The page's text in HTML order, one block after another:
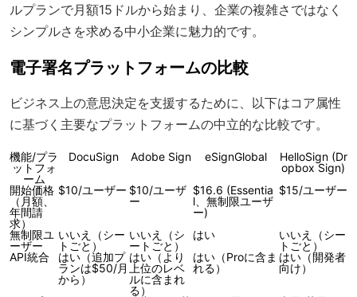
ルプランで月額15ドルから始まり、企業の複雑さではなく
シンプルさを求める中小企業に魅力的です。
電子署名プラットフォームの比較
ビジネス上の意思決定を支援するために、以下はコア属性
に基づく主要なプラットフォームの中立的な比較です。
機能/プラ
ットフォ
ーム
DocuSign Adobe Sign eSignGlobal
HelloSign (Dr
opbox Sign)
開始価格
（月額、
年間請
求）
$10/ユーザー $10/ユーザ
ー
$16.6 (Essentia
l、無制限ユーザ
ー)
$15/ユーザー
無制限ユ
ーザー
いいえ（シー
トごと）
いいえ（シ
ートごと）
はい
いいえ（シー
トごと）
API統合
はい（追加プ
ランは$50/月
から）
はい（より
上位のレベ
ルに含まれ
る）
はい（Proに含ま
れる）
はい（開発者
向け）